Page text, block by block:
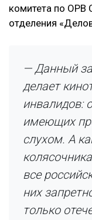
комитета по ОРВ
отделения
— Данный
делает
инвалидов:
имеющих
слухом. А
все
них
только